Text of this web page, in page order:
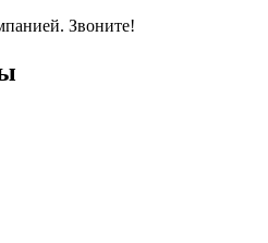
Звоните!